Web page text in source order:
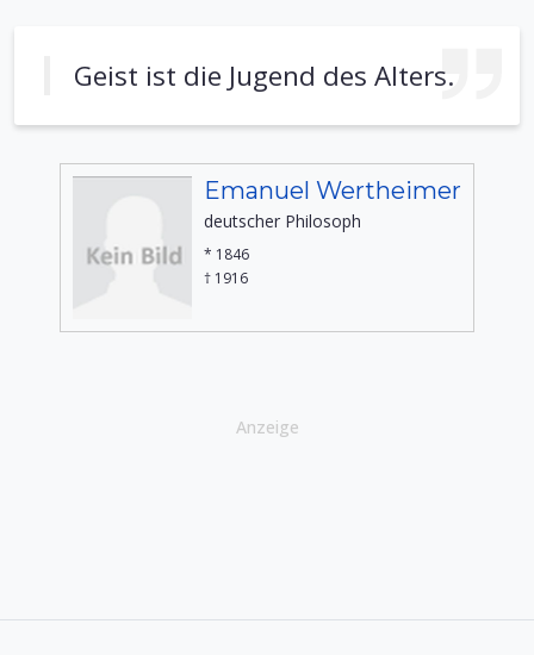
Geist ist die Jugend des Alters.
Emanuel Wertheimer
deutscher Philosoph
* 1846
† 1916
Anzeige